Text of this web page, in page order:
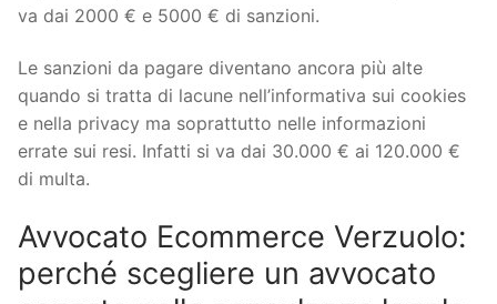
va dai 2000 € e 5000 € di sanzioni.
Le sanzioni da pagare diventano ancora più alte
quando si tratta di lacune nell’informativa sui cookies
e nella privacy ma soprattutto nelle informazioni
errate sui resi. Infatti si va dai 30.000 € ai 120.000 €
di multa.
Avvocato Ecommerce Verzuolo:
perché scegliere un avvocato